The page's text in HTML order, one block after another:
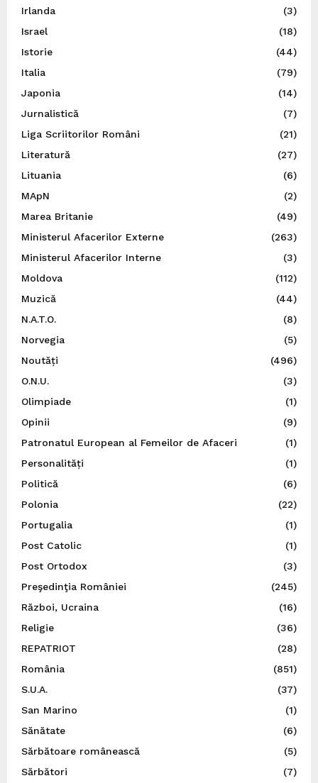
Irlanda
(3)
Israel
(18)
Istorie
(44)
Italia
(79)
Japonia
(14)
Jurnalistică
(7)
Liga Scriitorilor Români
(21)
Literatură
(27)
Lituania
(6)
MApN
(2)
Marea Britanie
(49)
Ministerul Afacerilor Externe
(263)
Ministerul Afacerilor Interne
(3)
Moldova
(112)
Muzică
(44)
N.A.T.O.
(8)
Norvegia
(5)
Noutăți
(496)
O.N.U.
(3)
Olimpiade
(1)
Opinii
(9)
Patronatul European al Femeilor de Afaceri
(1)
Personalități
(1)
Politică
(6)
Polonia
(22)
Portugalia
(1)
Post Catolic
(1)
Post Ortodox
(3)
Preşedinţia României
(245)
Război, Ucraina
(16)
Religie
(36)
REPATRIOT
(28)
România
(851)
S.U.A.
(37)
San Marino
(1)
Sănătate
(6)
Sărbătoare românească
(5)
Sărbători
(7)